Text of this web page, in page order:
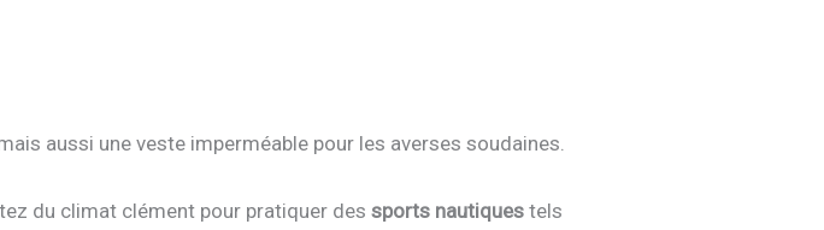
aussi une veste imperméable pour les averses soudaines.
du climat clément pour pratiquer dessports nautiques tels